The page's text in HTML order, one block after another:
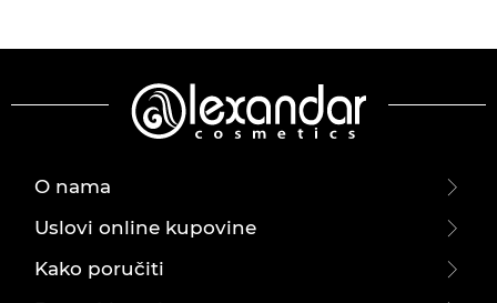
O nama
Uslovi online kupovine
Kako poručiti